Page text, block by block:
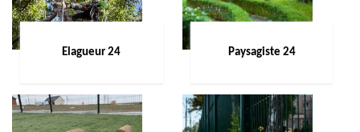
Elagueur 24 Paysagiste 24